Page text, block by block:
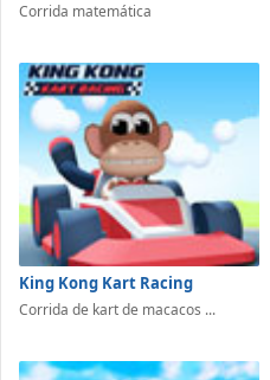
Corrida matemática
King Kong Kart Racing
Corrida de kart de macacos ...